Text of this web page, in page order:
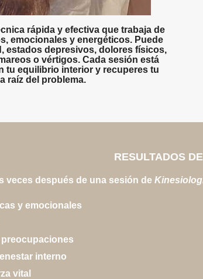
rápida y efectiva que trabaja de
emocionales y energéticos. Puede
estados depresivos, dolores físicos,
o vértigos. Cada sesión está
tu equilibrio interior y recuperes tu
raíz del problema.
RESULTADOS
veces después de una sesión de
y emocionales
interno
vital